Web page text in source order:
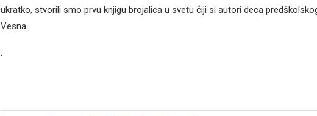
ukratko, stvorili smo prvu knjigu brojalica u svetu čiji si autori deca
Vesna.
.